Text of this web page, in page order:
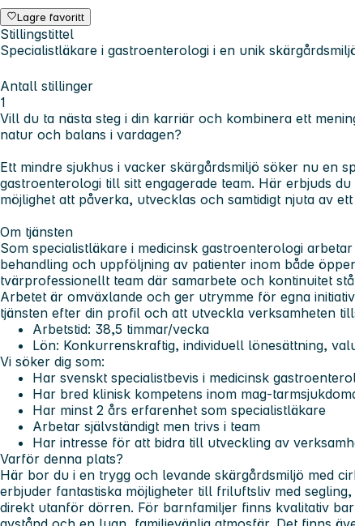
Lagre favoritt
Stillingstittel
Specialistläkare i gastroenterologi i en unik
Antall stillinger
1
Vill du ta nästa steg i din karriär och kombinera ett
natur och balans i vardagen?
Ett mindre sjukhus i vacker skärgårdsmiljö söker nu en
gastroenterologi till sitt engagerade team. Här erbjuds
möjlighet att påverka, utvecklas och samtidigt njuta av
Om tjänsten
Som specialistläkare i medicinsk gastroenterologi
behandling och uppföljning av patienter inom både
tvärprofessionellt team där samarbete och kontinuitet
Arbetet är omväxlande och ger utrymme för egna
tjänsten efter din profil och att utveckla verksamheten
Arbetstid: 38,5 timmar/vecka
Lön: Konkurrenskraftig, individuell lönesättning,
Vi söker dig som:
Har svenskt specialistbevis i medicinsk
Har bred klinisk kompetens inom mag-
Har minst 2 års erfarenhet som specialistläkare
Arbetar självständigt men trivs i team
Har intresse för att bidra till utveckling av
Varför denna plats?
Här bor du i en trygg och levande skärgårdsmiljö med
erbjuder fantastiska möjligheter till friluftsliv med
direkt utanför dörren. För barnfamiljer finns kvalitativ